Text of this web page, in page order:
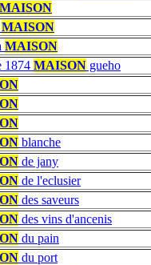
MAISON
MAISON
MAISON
1874 MAISON gueho
blanche
de jany
de l'eclusier
des saveurs
des vins d'ancenis
du pain
du port